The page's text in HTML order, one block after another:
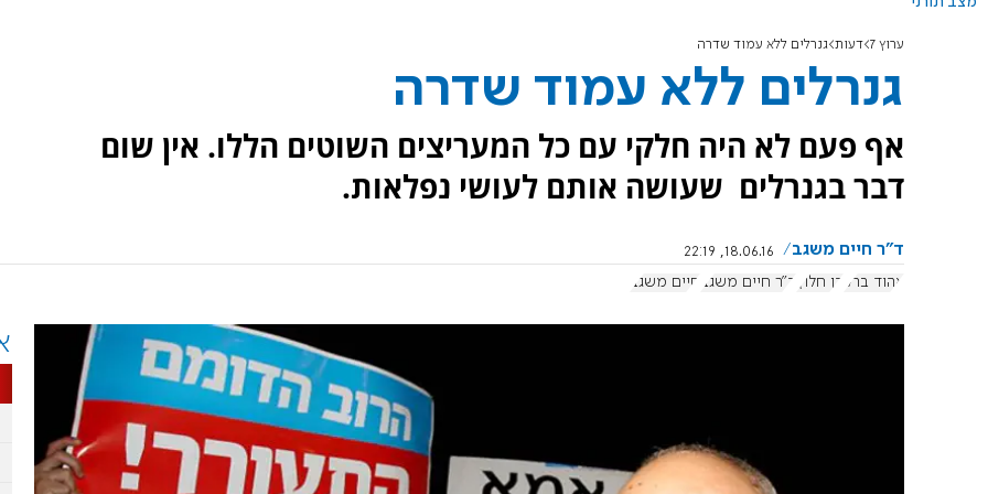
ערוץ 7 דעות גנרלים ללא עמוד שדרה
גנרלים ללא עמוד שדרה
אף פעם לא היה חלקי עם כל המעריצים השוטים הללו. אין שום
דבר בגנרלים שעושה אותם לעושי נפלאות.
ד"ר חיים משגב
18.06.16, 22:19
אהוד ברק דן חלוץ ד"ר חיים משגב חיים משגב